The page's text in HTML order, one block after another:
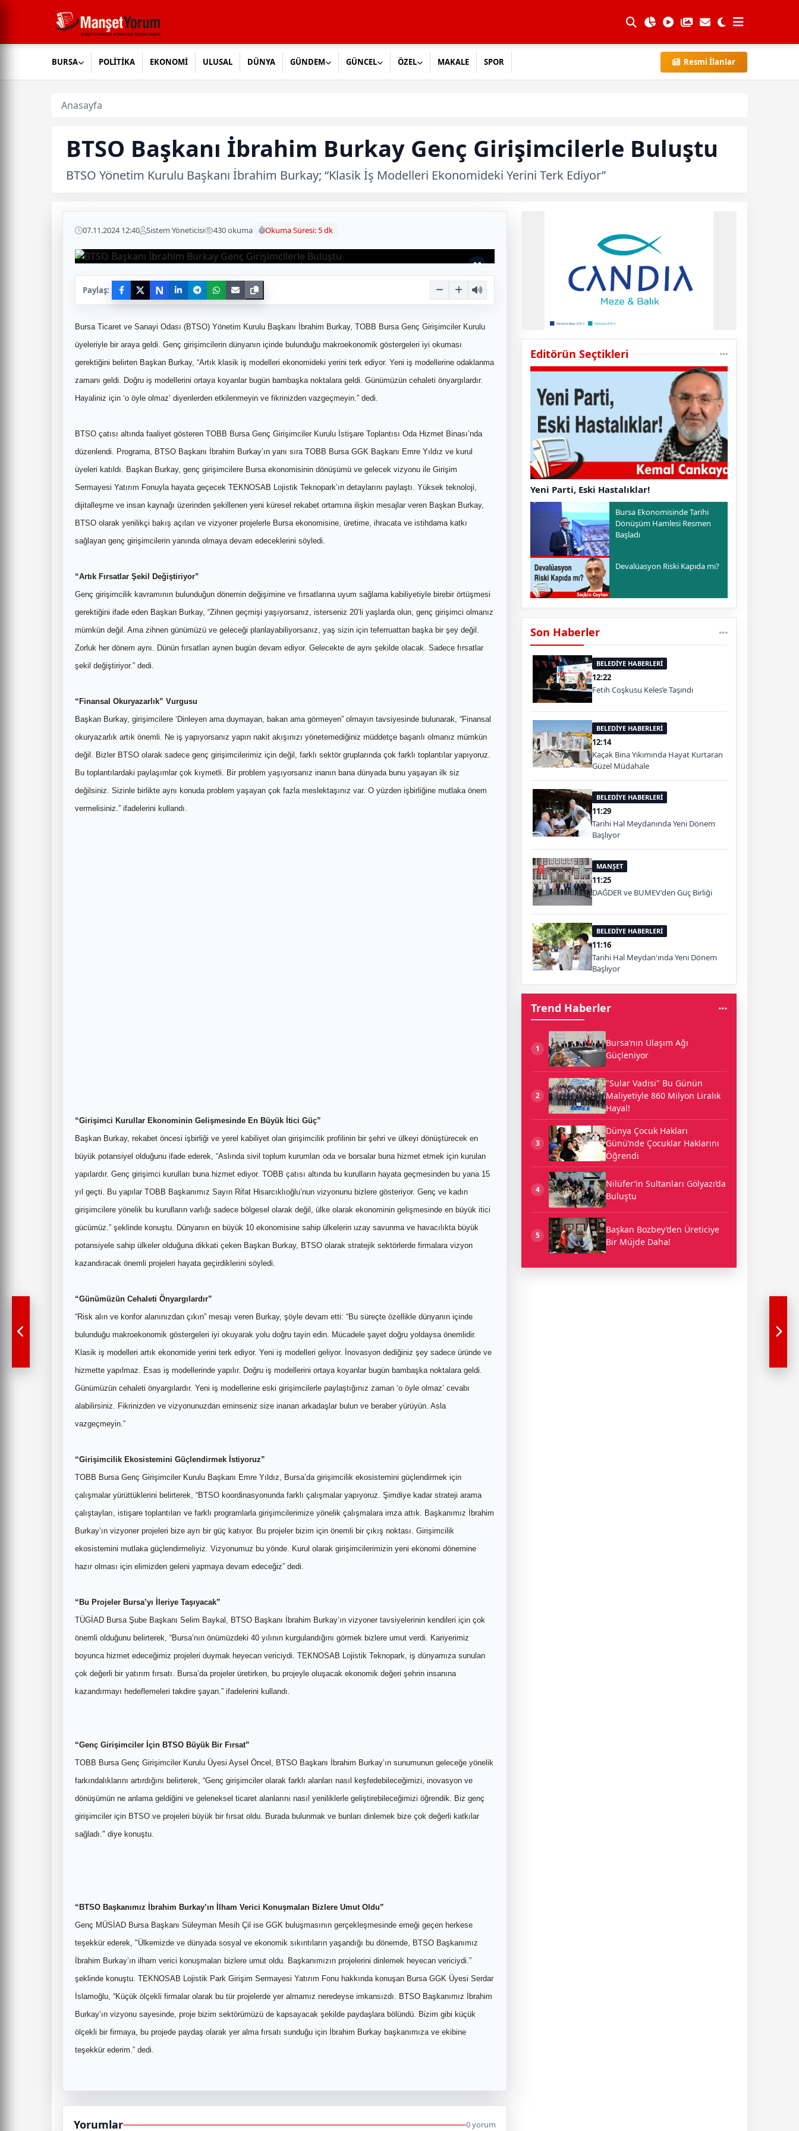
BURSA POLİTİKA EKONOMİ ULUSAL DÜNYA GÜNDEM GÜNCEL ÖZEL MAKALE SPOR Resmi İlanlar
Anasayfa
BTSO Başkanı İbrahim Burkay Genç Girişimcilerle Buluştu
BTSO Yönetim Kurulu Başkanı İbrahim Burkay; “Klasik İş Modelleri Ekonomideki Yerini Terk Ediyor”
07.11.2024 12:40 Sistem Yöneticisi 430 okuma Okuma Süresi: 5 dk
Paylaş: N
Bursa Ticaret ve Sanayi Odası (BTSO) Yönetim Kurulu Başkanı İbrahim Burkay, TOBB Bursa Genç Girişimciler Kurulu
üyeleriyle bir araya geldi. Genç girişimcilerin dünyanın içinde bulunduğu makroekonomik göstergeleri iyi okuması
gerektiğini belirten Başkan Burkay, “Artık klasik iş modelleri ekonomideki yerini terk ediyor. Yeni iş modellerine odaklanma
zamanı geldi. Doğru iş modellerini ortaya koyanlar bugün bambaşka noktalara geldi. Günümüzün cehaleti önyargılardır.
Hayaliniz için ‘o öyle olmaz’ diyenlerden etkilenmeyin ve fikrinizden vazgeçmeyin.” dedi.
BTSO çatısı altında faaliyet gösteren TOBB Bursa Genç Girişimciler Kurulu İstişare Toplantısı Oda Hizmet Binası’nda
düzenlendi. Programa, BTSO Başkanı İbrahim Burkay’ın yanı sıra TOBB Bursa GGK Başkanı Emre Yıldız ve kurul
üyeleri katıldı. Başkan Burkay, genç girişimcilere Bursa ekonomisinin dönüşümü ve gelecek vizyonu ile Girişim
Sermayesi Yatırım Fonuyla hayata geçecek TEKNOSAB Lojistik Teknopark’ın detaylarını paylaştı. Yüksek teknoloji,
dijitalleşme ve insan kaynağı üzerinden şekillenen yeni küresel rekabet ortamına ilişkin mesajlar veren Başkan Burkay,
BTSO olarak yenilikçi bakış açıları ve vizyoner projelerle Bursa ekonomisine, üretime, ihracata ve istihdama katkı
sağlayan genç girişimcilerin yanında olmaya devam edeceklerini söyledi.
“Artık Fırsatlar Şekil Değiştiriyor”
Genç girişimcilik kavramının bulunduğun dönemin değişimine ve fırsatlarına uyum sağlama kabiliyetiyle birebir örtüşmesi
gerektiğini ifade eden Başkan Burkay, “Zihnen geçmişi yaşıyorsanız, isterseniz 20’li yaşlarda olun, genç girişimci olmanız
mümkün değil. Ama zihnen günümüzü ve geleceği planlayabiliyorsanız, yaş sizin için teferruattan başka bir şey değil.
Zorluk her dönem aynı. Dünün fırsatları aynen bugün devam ediyor. Gelecekte de aynı şekilde olacak. Sadece fırsatlar
şekil değiştiriyor.” dedi.
“Finansal Okuryazarlık” Vurgusu
Başkan Burkay, girişimcilere ‘Dinleyen ama duymayan, bakan ama görmeyen” olmayın tavsiyesinde bulunarak, “Finansal
okuryazarlık artık önemli. Ne iş yapıyorsanız yapın nakit akışınızı yönetemediğiniz müddetçe başarılı olmanız mümkün
değil. Bizler BTSO olarak sadece genç girişimcilerimiz için değil, farklı sektör gruplarında çok farklı toplantılar yapıyoruz.
Bu toplantılardaki paylaşımlar çok kıymetli. Bir problem yaşıyorsanız inanın bana dünyada bunu yaşayan ilk siz
değilsiniz. Sizinle birlikte aynı konuda problem yaşayan çok fazla meslektaşınız var. O yüzden işbirliğine mutlaka önem
vermelisiniz.” ifadelerini kullandı.
“Girişimci Kurullar Ekonominin Gelişmesinde En Büyük İtici Güç”
Başkan Burkay, rekabet öncesi işbirliği ve yerel kabiliyet olan girişimcilik profilinin bir şehri ve ülkeyi dönüştürecek en
büyük potansiyel olduğunu ifade ederek, “Aslında sivil toplum kurumları oda ve borsalar buna hizmet etmek için kurulan
yapılardır. Genç girişimci kurulları buna hizmet ediyor. TOBB çatısı altında bu kurulların hayata geçmesinden bu yana 15
yıl geçti. Bu yapılar TOBB Başkanımız Sayın Rifat Hisarcıklıoğlu’nun vizyonunu bizlere gösteriyor. Genç ve kadın
girişimcilere yönelik bu kurulların varlığı sadece bölgesel olarak değil, ülke olarak ekonominin gelişmesinde en büyük itici
gücümüz.” şeklinde konuştu. Dünyanın en büyük 10 ekonomisine sahip ülkelerin uzay savunma ve havacılıkta büyük
potansiyele sahip ülkeler olduğuna dikkati çeken Başkan Burkay, BTSO olarak stratejik sektörlerde firmalara vizyon
kazandıracak önemli projeleri hayata geçirdiklerini söyledi.
“Günümüzün Cehaleti Önyargılardır”
“Risk alın ve konfor alanınızdan çıkın” mesajı veren Burkay, şöyle devam etti: “Bu süreçte özellikle dünyanın içinde
bulunduğu makroekonomik göstergeleri iyi okuyarak yolu doğru tayin edin. Mücadele şayet doğru yoldaysa önemlidir.
Klasik iş modelleri artık ekonomide yerini terk ediyor. Yeni iş modelleri geliyor. İnovasyon dediğiniz şey sadece üründe ve
hizmette yapılmaz. Esas iş modellerinde yapılır. Doğru iş modellerini ortaya koyanlar bugün bambaşka noktalara geldi.
Günümüzün cehaleti önyargılardır. Yeni iş modellerine eski girişimcilerle paylaştığınız zaman ‘o öyle olmaz’ cevabı
alabilirsiniz. Fikrinizden ve vizyonunuzdan eminseniz size inanan arkadaşlar bulun ve beraber yürüyün. Asla
vazgeçmeyin.”
“Girişimcilik Ekosistemini Güçlendirmek İstiyoruz”
TOBB Bursa Genç Girişimciler Kurulu Başkanı Emre Yıldız, Bursa’da girişimcilik ekosistemini güçlendirmek için
çalışmalar yürüttüklerini belirterek, “BTSO koordinasyonunda farklı çalışmalar yapıyoruz. Şimdiye kadar strateji arama
çalıştayları, istişare toplantıları ve farklı programlarla girişimcilerimize yönelik çalışmalara imza attık. Başkanımız İbrahim
Burkay’ın vizyoner projeleri bize ayrı bir güç katıyor. Bu projeler bizim için önemli bir çıkış noktası. Girişimcilik
ekosistemini mutlaka güçlendirmeliyiz. Vizyonumuz bu yönde. Kurul olarak girişimcilerimizin yeni ekonomi dönemine
hazır olması için elimizden geleni yapmaya devam edeceğiz” dedi.
“Bu Projeler Bursa’yı İleriye Taşıyacak”
TÜGİAD Bursa Şube Başkanı Selim Baykal, BTSO Başkanı İbrahim Burkay’ın vizyoner tavsiyelerinin kendileri için çok
önemli olduğunu belirterek, “Bursa’nın önümüzdeki 40 yılının kurgulandığını görmek bizlere umut verdi. Kariyerimiz
boyunca hizmet edeceğimiz projeleri duymak heyecan vericiydi. TEKNOSAB Lojistik Teknopark, iş dünyamıza sunulan
çok değerli bir yatırım fırsatı. Bursa’da projeler üretirken, bu projeyle oluşacak ekonomik değeri şehrin insanına
kazandırmayı hedeflemeleri takdire şayan.” ifadelerini kullandı.
“Genç Girişimciler İçin BTSO Büyük Bir Fırsat”
TOBB Bursa Genç Girişimciler Kurulu Üyesi Aysel Öncel, BTSO Başkanı İbrahim Burkay’ın sunumunun geleceğe yönelik
farkındalıklarını artırdığını belirterek, “Genç girişimciler olarak farklı alanları nasıl keşfedebileceğimizi, inovasyon ve
dönüşümün ne anlama geldiğini ve geleneksel ticaret alanlarını nasıl yeniliklerle geliştirebileceğimizi öğrendik. Biz genç
girişimciler için BTSO ve projeleri büyük bir fırsat oldu. Burada bulunmak ve bunları dinlemek bize çok değerli katkılar
sağladı." diye konuştu.
“BTSO Başkanımız İbrahim Burkay’ın İlham Verici Konuşmaları Bizlere Umut Oldu”
Genç MÜSİAD Bursa Başkanı Süleyman Mesih Çil ise GGK buluşmasının gerçekleşmesinde emeği geçen herkese
teşekkür ederek, "Ülkemizde ve dünyada sosyal ve ekonomik sıkıntıların yaşandığı bu dönemde, BTSO Başkanımız
İbrahim Burkay’ın ilham verici konuşmaları bizlere umut oldu. Başkanımızın projelerini dinlemek heyecan vericiydi.”
şeklinde konuştu. TEKNOSAB Lojistik Park Girişim Sermayesi Yatırım Fonu hakkında konuşan Bursa GGK Üyesi Serdar
İslamoğlu, “Küçük ölçekli firmalar olarak bu tür projelerde yer almamız neredeyse imkansızdı. BTSO Başkanımız İbrahim
Burkay’ın vizyonu sayesinde, proje bizim sektörümüzü de kapsayacak şekilde paydaşlara bölündü. Bizim gibi küçük
ölçekli bir firmaya, bu projede paydaş olarak yer alma fırsatı sunduğu için İbrahim Burkay başkanımıza ve ekibine
teşekkür ederim.” dedi.
Yorumlar 0 yorum
Editörün Seçtikleri
Yeni Parti, Eski Hastalıklar!
Bursa Ekonomisinde Tarihi
Dönüşüm Hamlesi Resmen
Başladı
Devalüasyon Riski Kapıda mı?
Son Haberler
BELEDİYE HABERLERİ
12:22
Fetih Coşkusu Keles’e Taşındı
BELEDİYE HABERLERİ
12:14
Kaçak Bina Yıkımında Hayat Kurtaran
Güzel Müdahale
BELEDİYE HABERLERİ
11:29
Tarihi Hal Meydanında Yeni Dönem
Başlıyor
MANŞET
11:25
DAĞDER ve BUMEV'den Güç Birliği
BELEDİYE HABERLERİ
11:16
Tarihi Hal Meydan'ında Yeni Dönem
Başlıyor
Trend Haberler
1
Bursa’nın Ulaşım Ağı
Güçleniyor
2
"Sular Vadisi" Bu Günün
Maliyetiyle 860 Milyon Liralık
Hayal!
3
Dünya Çocuk Hakları
Günü’nde Çocuklar Haklarını
Öğrendi
4
Nilüfer’in Sultanları Gölyazı’da
Buluştu
5
Başkan Bozbey’den Üreticiye
Bir Müjde Daha!